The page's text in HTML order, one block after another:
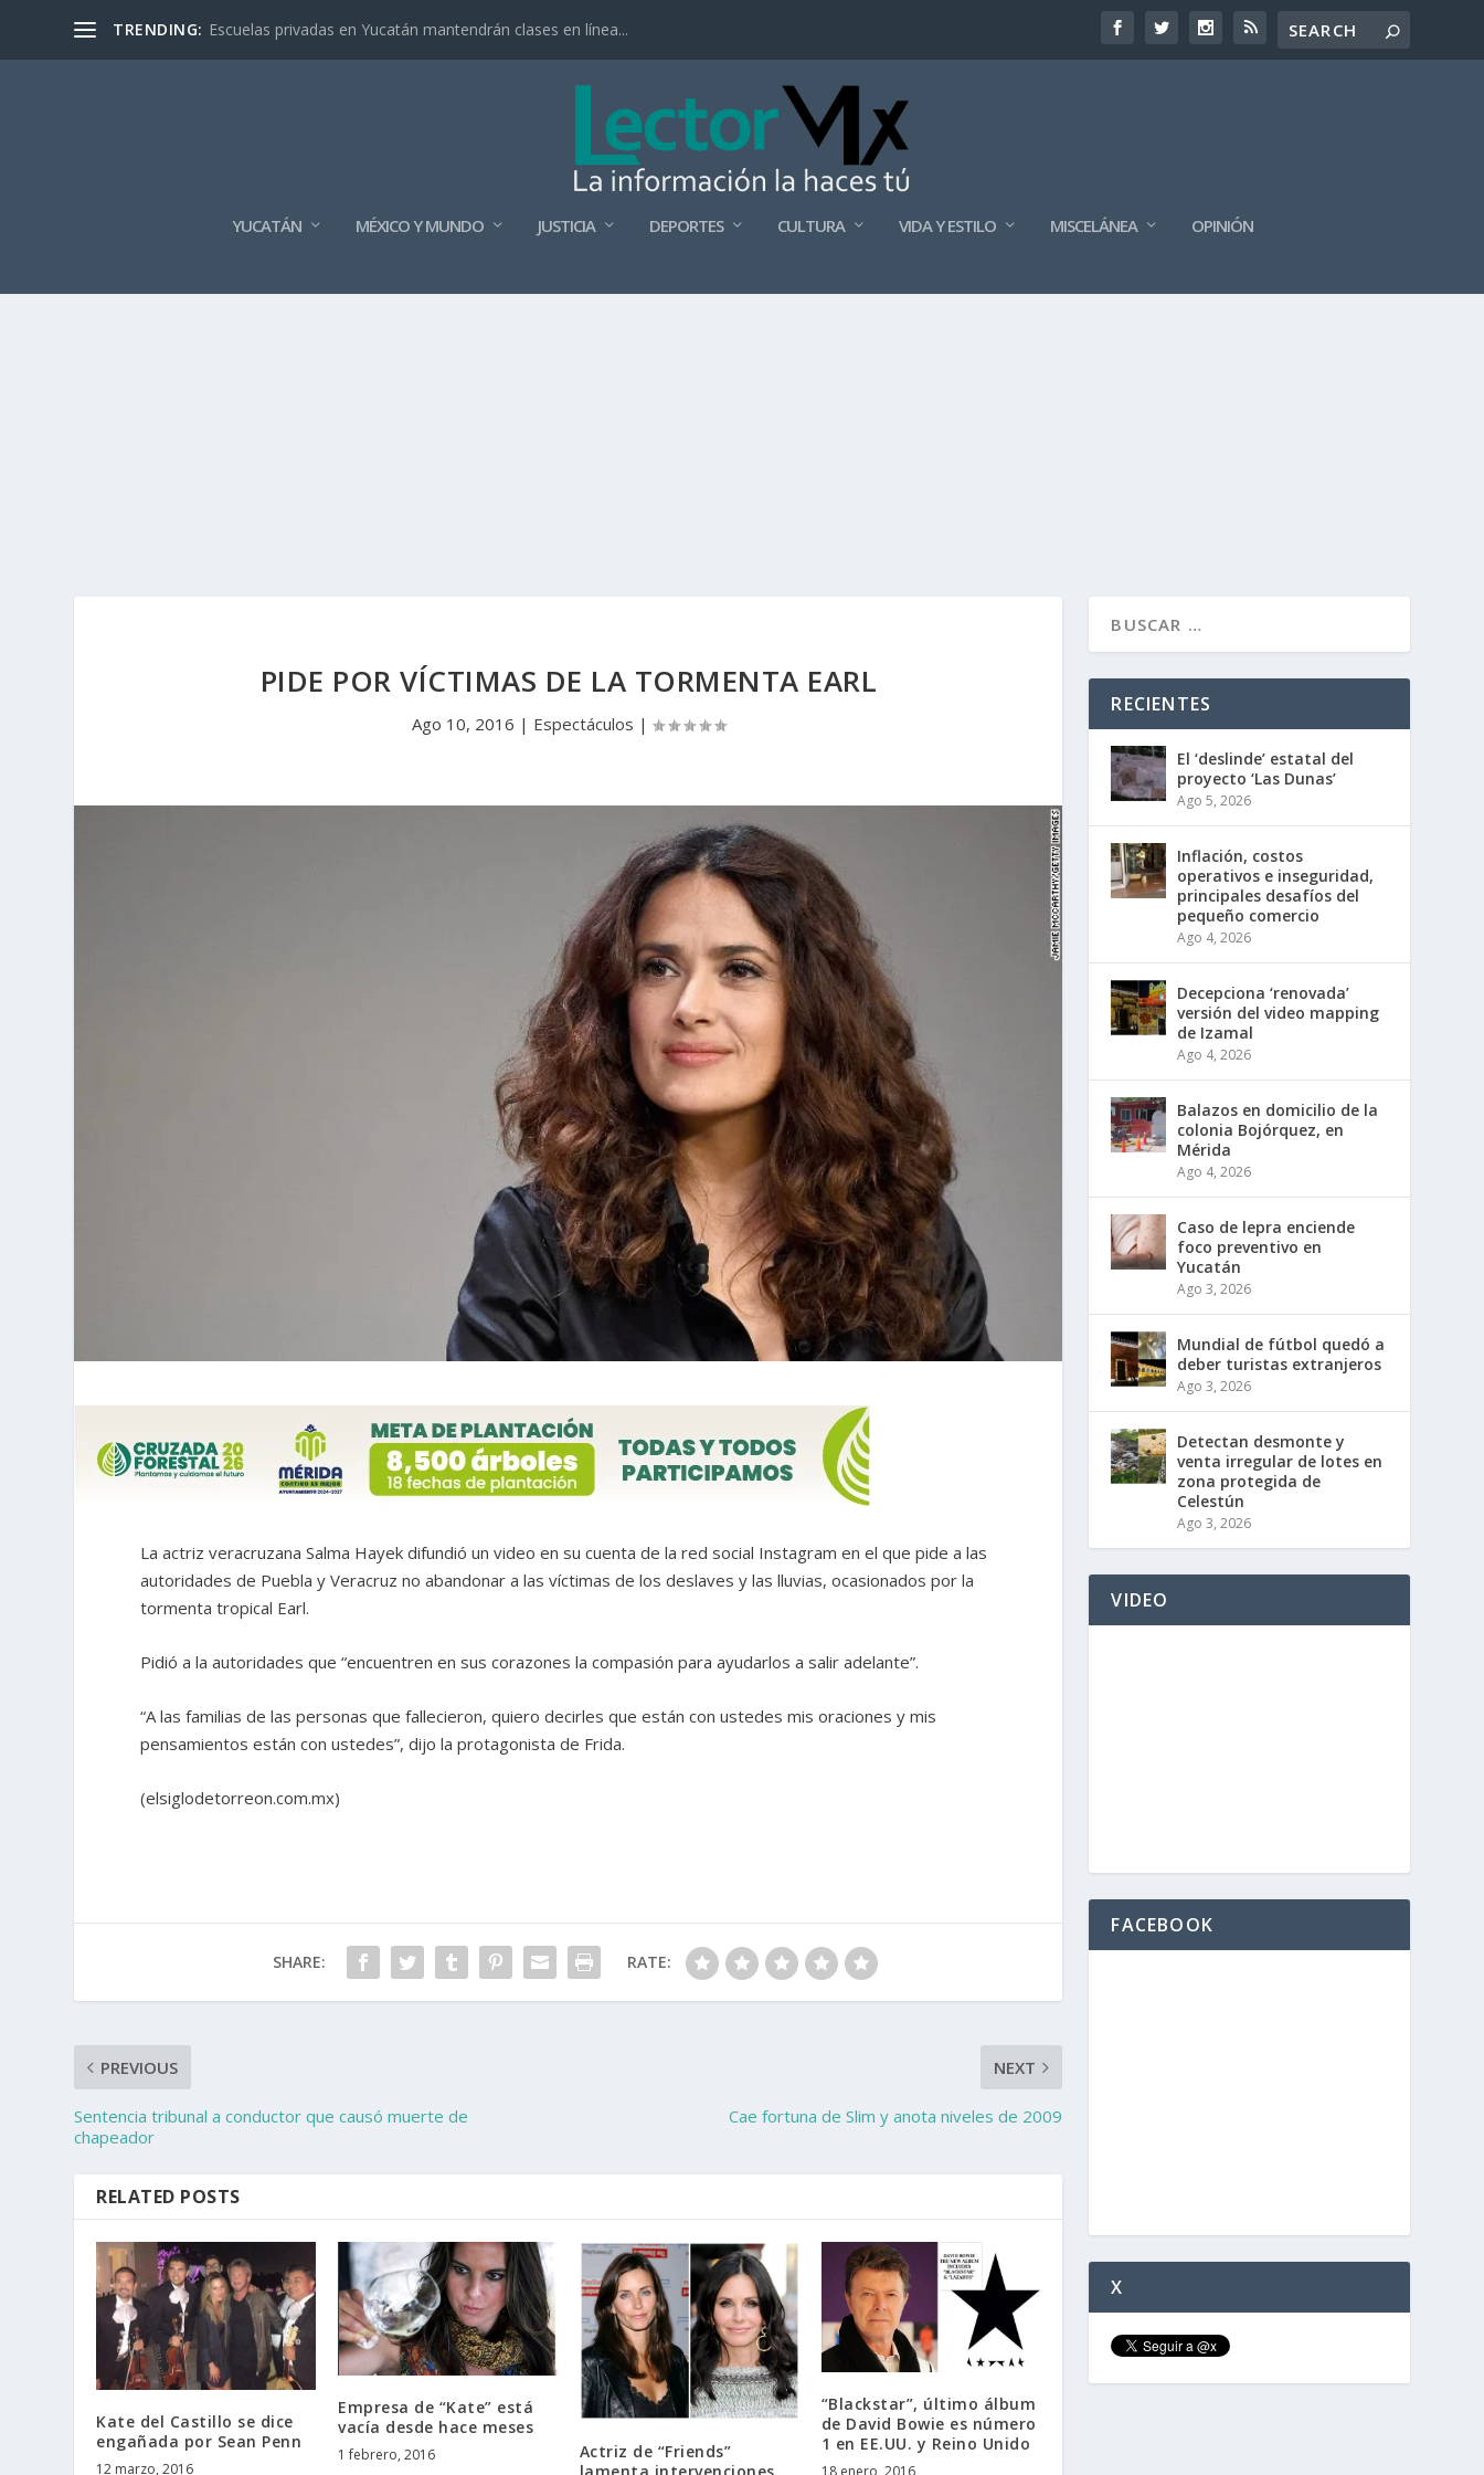
TRENDING: Escuelas privadas en Yucatán mantendrán clases en línea...
YUCATÁN MÉXICO Y MUNDO JUSTICIA DEPORTES CULTURA VIDA Y ESTILO MISCELÁNEA OPINIÓN
PIDE POR VÍCTIMAS DE LA TORMENTA EARL
Ago 10, 2016 | Espectáculos |
La actriz veracruzana Salma Hayek difundió un video en su cuenta de la red social Instagram en el que pide a las
autoridades de Puebla y Veracruz no abandonar a las víctimas de los deslaves y las lluvias, ocasionados por la
tormenta tropical Earl.
Pidió a la autoridades que “encuentren en sus corazones la compasión para ayudarlos a salir adelante”.
“A las familias de las personas que fallecieron, quiero decirles que están con ustedes mis oraciones y mis
pensamientos están con ustedes”, dijo la protagonista de Frida.
(elsiglodetorreon.com.mx)
SHARE: RATE:
PREVIOUS
Sentencia tribunal a conductor que causó muerte de
chapeador
NEXT
Cae fortuna de Slim y anota niveles de 2009
RELATED POSTS
Kate del Castillo se dice
engañada por Sean Penn
12 marzo, 2016
Empresa de “Kate” está
vacía desde hace meses
1 febrero, 2016
Actriz de “Friends”
lamenta intervenciones
“Blackstar”, último álbum
de David Bowie es número
1 en EE.UU. y Reino Unido
18 enero, 2016
RECIENTES
El ‘deslinde’ estatal del
proyecto ‘Las Dunas’
Ago 5, 2026
Inflación, costos
operativos e inseguridad,
principales desafíos del
pequeño comercio
Ago 4, 2026
Decepciona ‘renovada’
versión del video mapping
de Izamal
Ago 4, 2026
Balazos en domicilio de la
colonia Bojórquez, en
Mérida
Ago 4, 2026
Caso de lepra enciende
foco preventivo en
Yucatán
Ago 3, 2026
Mundial de fútbol quedó a
deber turistas extranjeros
Ago 3, 2026
Detectan desmonte y
venta irregular de lotes en
zona protegida de
Celestún
Ago 3, 2026
VIDEO
FACEBOOK
X